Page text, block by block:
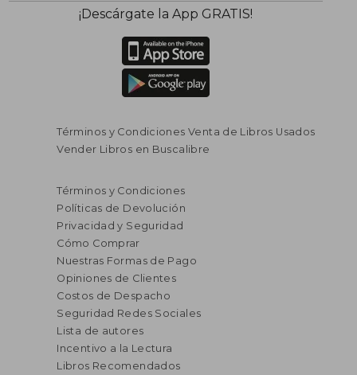
¡Descárgate la App GRATIS!
Términos y Condiciones Venta de Libros Usados
Vender Libros en Buscalibre
Términos y Condiciones
Políticas de Devolución
Privacidad y Seguridad
Cómo Comprar
Nuestras Formas de Pago
Opiniones de Clientes
Costos de Despacho
Seguridad Redes Sociales
Lista de autores
Incentivo a la Lectura
Libros Recomendados